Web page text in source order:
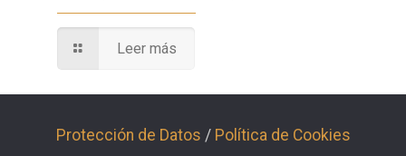
Leer más
Protección de Datos / Política de Cookies